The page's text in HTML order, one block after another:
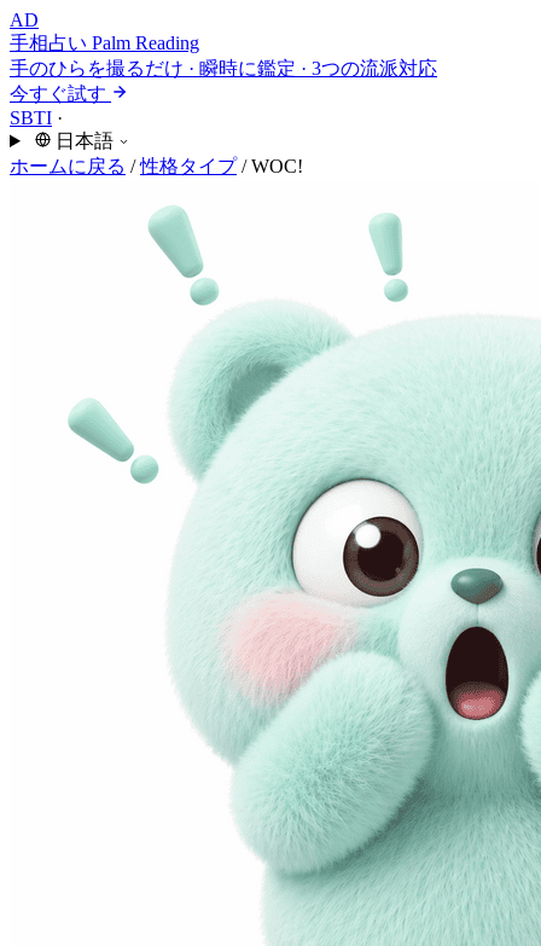
AD
手相占い Palm Reading
手のひらを撮るだけ · 瞬時に鑑定 · 3つの流派対応
今すぐ試す
SBTI ·
日本語
ホームに戻る / 性格タイプ / WOC!